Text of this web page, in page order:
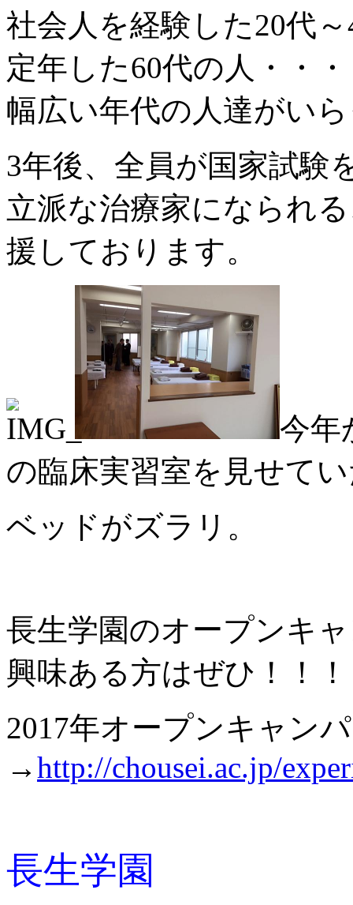
社会人を経験した20代
定年した60代の人・・
幅広い年代の人達がい
3年後、全員が国家試験
立派な治療家になられ
援しております。
今年
の臨床実習室を見せて
ベッドがズラリ。
長生学園のオープンキ
興味ある方はぜひ！！！
2017年オープンキャン
→http://chousei.ac.jp/
長生学園